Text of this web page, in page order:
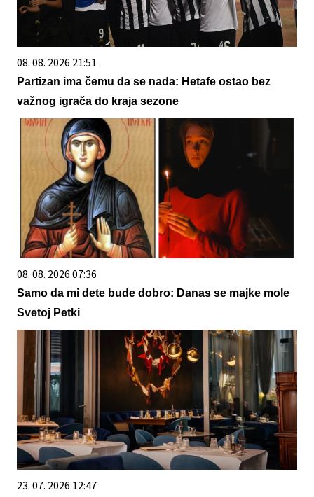
08. 08. 2026 21:51
Partizan ima čemu da se nada: Hetafe ostao bez
važnog igrača do kraja sezone
08. 08. 2026 07:36
Samo da mi dete bude dobro: Danas se majke mole
Svetoj Petki
23. 07. 2026 12:47